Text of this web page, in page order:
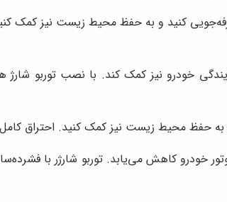
کنید و به حفظ محیط زیست نیز کمک کنید.
حفظ محیط زیست نیز کمک کنید. احتراق
خودرو کاهش می‌یابد. توربو شارژر با